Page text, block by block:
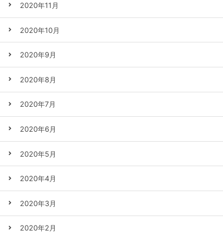
2020年11月
2020年10月
2020年9月
2020年8月
2020年7月
2020年6月
2020年5月
2020年4月
2020年3月
2020年2月